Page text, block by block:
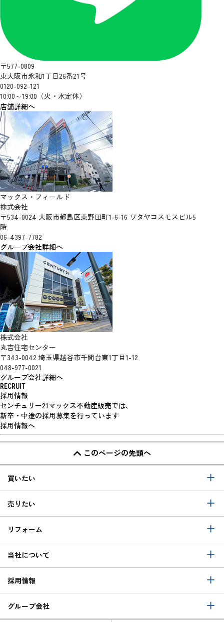
〒577-0809
東大阪市永和1丁目26番21号
0120-092-121
10:00～19:00（火・水定休）
店舗詳細へ
マックス・フィールド
株式会社
〒534-0024 大阪市都島区東野田町1-6-16 ワタヤコスモスビル5
階
06-4397-7782
グループ会社詳細へ
株式会社
丸吉住宅センター
〒343-0042 埼玉県越谷市千間台東1丁目1-12
048-977-0021
グループ会社詳細へ
RECRUIT
採用情報
センチュリー21マックス不動産販売では、
新卒・中途の採用募集を行っています
採用情報へ
このページの先頭へ
買いたい
売りたい
リフォーム
当社について
採用情報
グループ会社